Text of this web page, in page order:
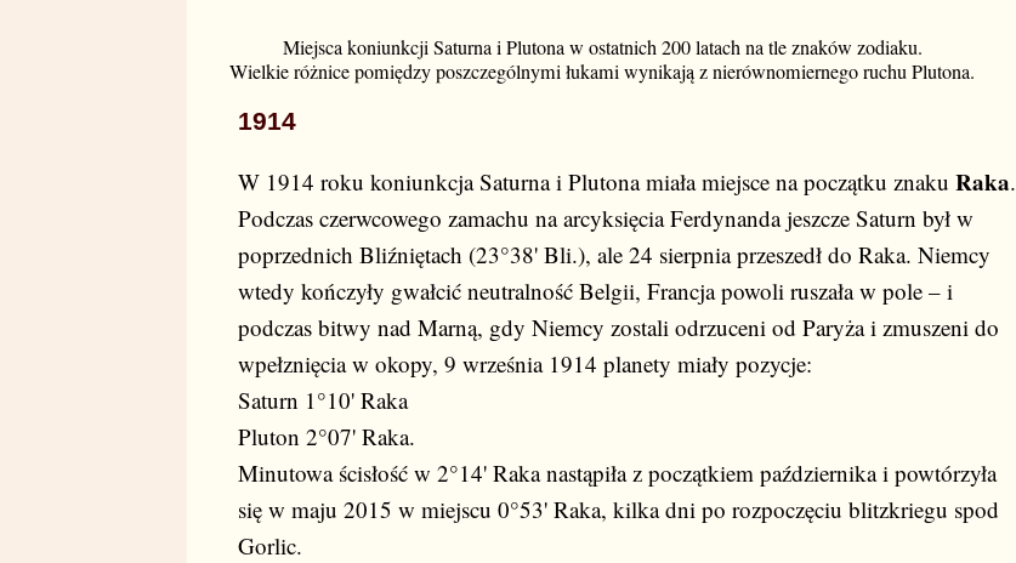
Miejsca koniunkcji Saturna i Plutona w ostatnich 200 latach na tle znaków zodiaku.
Wielkie różnice pomiędzy poszczególnymi łukami wynikają z nierównomiernego ruchu Plutona.
1914
W 1914 roku koniunkcja Saturna i Plutona miała miejsce na początku znaku Raka.
Podczas czerwcowego zamachu na arcyksięcia Ferdynanda jeszcze Saturn był w
poprzednich Bliźniętach (23°38' Bli.), ale 24 sierpnia przeszedł do Raka. Niemcy
wtedy kończyły gwałcić neutralność Belgii, Francja powoli ruszała w pole – i
podczas bitwy nad Marną, gdy Niemcy zostali odrzuceni od Paryża i zmuszeni do
wpełznięcia w okopy, 9 września 1914 planety miały pozycje:
Saturn 1°10' Raka
Pluton 2°07' Raka.
Minutowa ścisłość w 2°14' Raka nastąpiła z początkiem października i powtórzyła
się w maju 2015 w miejscu 0°53' Raka, kilka dni po rozpoczęciu blitzkriegu spod
Gorlic.